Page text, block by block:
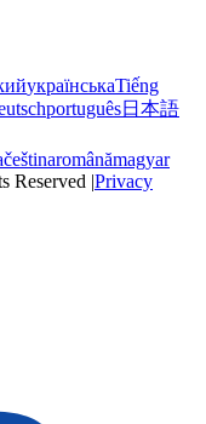
українськаTiếng
português日本語
češtinaromânămagyar
Reserved |Privacy